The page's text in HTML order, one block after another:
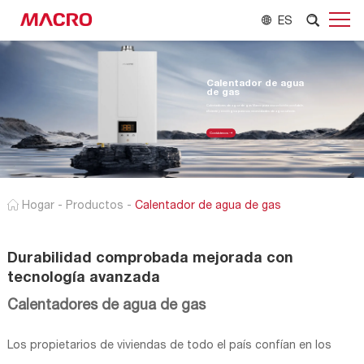
ES
Calentador de agua
de gas
Calentadores de agua de gas Marco para una solución confiable,
eficiente y ecológica para sus necesidades de agua caliente.
Contáctenos
Hogar - Productos - Calentador de agua de gas
Durabilidad comprobada mejorada con
tecnología avanzada
Calentadores de agua de gas
Los propietarios de viviendas de todo el país confían en los